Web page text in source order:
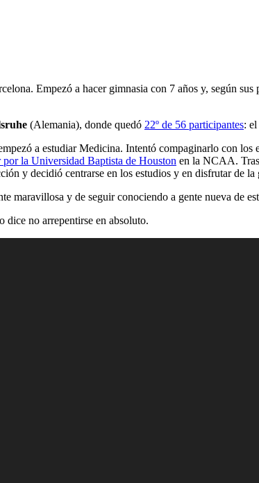
Empezó a hacer gimnasia con 7 años y, según
(Alemania), donde quedó 22º de 56 participantes:
a estudiar Medicina. Intentó compaginarlo con
por la Universidad Baptista de Houston en la NCAA. Tras
y decidió centrarse en los estudios y en disfrutar de la
maravillosa y de seguir conociendo a gente nueva de
dice no arrepentirse en absoluto.